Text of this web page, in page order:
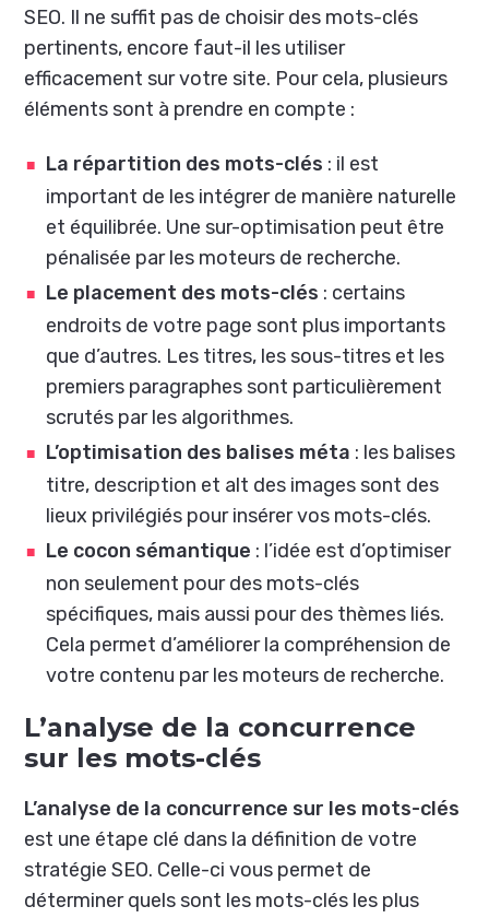
SEO. Il ne suffit pas de choisir des mots-clés
pertinents, encore faut-il les utiliser
efficacement sur votre site. Pour cela, plusieurs
éléments sont à prendre en compte :
La répartition des mots-clés : il est
important de les intégrer de manière naturelle
et équilibrée. Une sur-optimisation peut être
pénalisée par les moteurs de recherche.
Le placement des mots-clés : certains
endroits de votre page sont plus importants
que d’autres. Les titres, les sous-titres et les
premiers paragraphes sont particulièrement
scrutés par les algorithmes.
L’optimisation des balises méta : les balises
titre, description et alt des images sont des
lieux privilégiés pour insérer vos mots-clés.
Le cocon sémantique : l’idée est d’optimiser
non seulement pour des mots-clés
spécifiques, mais aussi pour des thèmes liés.
Cela permet d’améliorer la compréhension de
votre contenu par les moteurs de recherche.
L’analyse de la concurrence
sur les mots-clés
L’analyse de la concurrence sur les mots-clés
est une étape clé dans la définition de votre
stratégie SEO. Celle-ci vous permet de
déterminer quels sont les mots-clés les plus